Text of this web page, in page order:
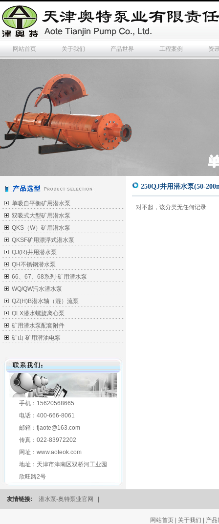
网站首页 关于我们 产品世界 工程案例 资
单吸自平衡矿用潜水泵
双吸式大型矿用潜水泵
QKS（W）矿用潜水泵
QKSF矿用漂浮式潜水泵
QJ(R)井用潜水泵
QH不锈钢潜水泵
66、67、68系列-矿用潜水泵
WQ/QW污水潜水泵
QZ(H)B潜水轴（混）流泵
QLX潜水螺旋离心泵
矿用潜水泵配套附件
矿山-矿用潜油电泵
手机：15620568665
电话：400-666-8061
邮箱：tjaote@163.com
传真：022-83972202
网址：www.aoteok.com
地址：天津市津南区双桥河工业园
欣旺路2号
250QJ井用潜水泵(50-
对不起，该分类无任何记录
友情链接: 潜水泵-奥特泵业官网
网站首页| 关于我们 产品